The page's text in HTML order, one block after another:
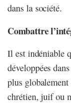
dans la société.
Combattre
Il est indéniable
développées
plus
chrétien, juif ou